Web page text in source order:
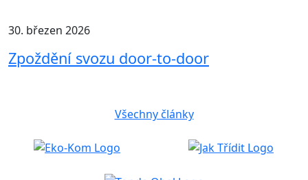
30. březen 2026
Zpoždění svozu door-to-door
Všechny články